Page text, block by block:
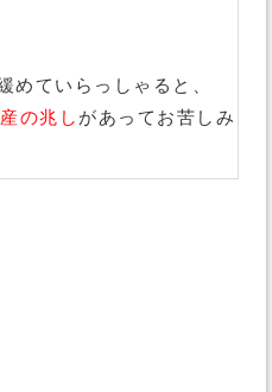
めていらっしゃると、
の兆し があってお苦しみ